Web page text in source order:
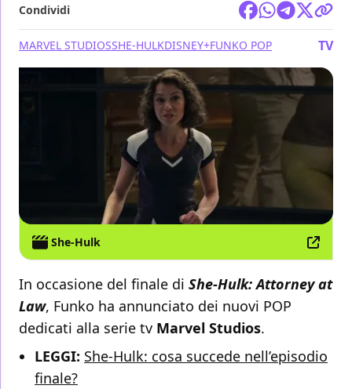
Condividi
MARVEL STUDIOSSHE-HULKDISNEY+FUNKO POP TV
She-Hulk
In occasione del finale di She-Hulk: Attorney at
Law, Funko ha annunciato dei nuovi POP
dedicati alla serie tv Marvel Studios.
LEGGI: She-Hulk: cosa succede nell’episodio
finale?